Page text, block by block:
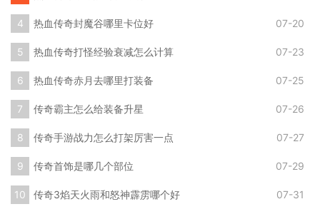
热血传奇封魔谷哪里卡位好 07-20
热血传奇打怪经验衰减怎么计算 07-23
热血传奇赤月去哪里打装备 07-25
传奇霸主怎么给装备升星 07-26
传奇手游战力怎么打架厉害一点 07-27
传奇首饰是哪几个部位 07-29
传奇3焰天火雨和怒神霹雳哪个好 07-31